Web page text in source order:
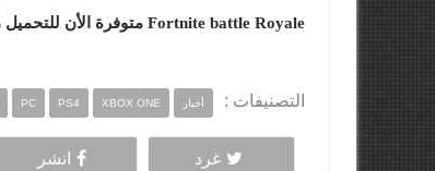
Fortnite battle Royale متوفرة الأن للتحميل مجاناً على الحاسب الشخصي والاجهزة المنزلية والهواتف الذكية.
التصنيفات : أخبار PC PS4 XBOX ONE
غرد انشر